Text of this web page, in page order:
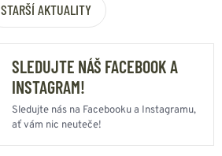
STARŠÍ AKTUALITY
SLEDUJTE NÁŠ FACEBOOK A
INSTAGRAM!
Sledujte nás na Facebooku a Instagramu,
ať vám nic neuteče!